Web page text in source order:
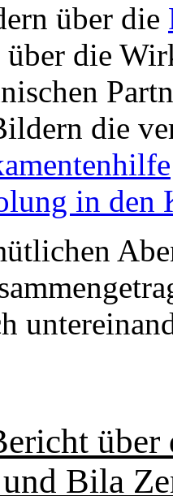
über die
die
die
in den
über
Bila